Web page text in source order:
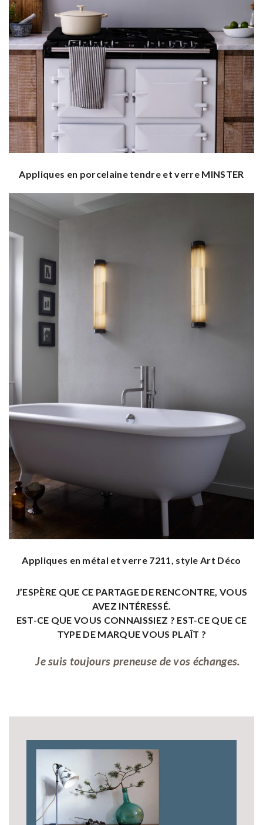
Appliques en porcelaine tendre et verre MINSTER
Appliques en métal et verre 7211, style Art Déco
J’ESPÈRE QUE CE PARTAGE DE RENCONTRE, VOUS
AVEZ INTÉRESSÉ.
EST-CE QUE VOUS CONNAISSIEZ ? EST-CE QUE CE
TYPE DE MARQUE VOUS PLAÎT ?
Je suis toujours preneuse de vos échanges.